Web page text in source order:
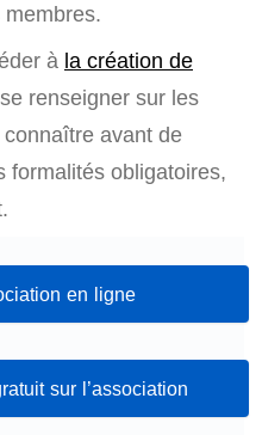
à la création de
renseigner sur les
avant de
formalités obligatoires,
en ligne
sur l’association